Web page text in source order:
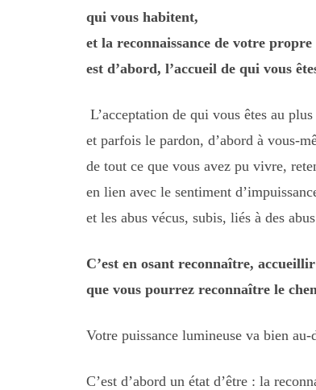
qui vous habitent,
et la reconnaissance de votre propre
est d’abord, l’accueil de qui vous
L’acceptation de qui vous êtes au
et parfois le pardon, d’abord à vous-
de tout ce que vous avez pu vivre,
en lien avec le sentiment
et les abus vécus, subis, liés à des
C’est en osant reconnaître,
que vous pourrez reconnaître le
Votre puissance lumineuse va bien
C’est d’abord un état d’être : la